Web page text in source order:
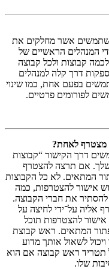
אשר מחלקים את
המנהלים הראשיים של
קבוצות ולכל קבוצה
דרך קלה למנהלים
בפעם אחת, כמו שינוי
לפורומים פרטיים.
מצטרף לאחת?
דרך הקישור “קבוצות
אם תרצה להצטרף
המתאים. לא כל הקבוצות
אישור להצטרפות, כמה
להסתיר את חברי הקבוצה.
אליה על־ידי לחיצה על
להצטרפות תוכל
המתאים. ראש קבוצת
לשאול אותך מדוע
תטריד ראש קבוצה אם הוא
שלו.